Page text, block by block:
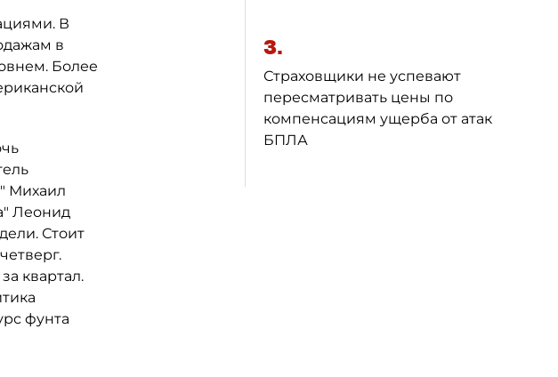
В
в
Более
Михаил
Леонид
Стоит
квартал.
фунта
3.
Страховщики не успевают
пересматривать цены по
компенсациям ущерба от атак
БПЛА